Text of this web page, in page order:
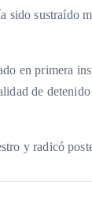
sido sustraído
en primera
de
y radicó